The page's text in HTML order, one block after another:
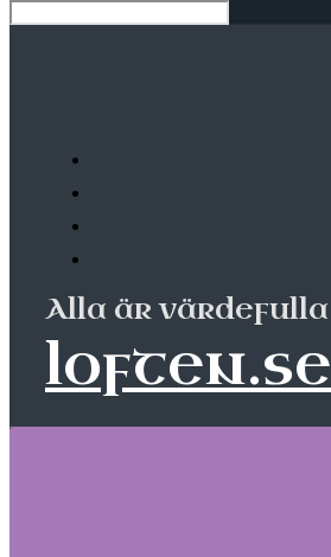
Alla är värdefulla
loften.se